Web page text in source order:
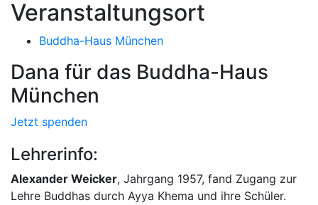
Veranstaltungsort
Buddha-Haus München
Dana für das Buddha-Haus
München
Jetzt spenden
Lehrerinfo:
Alexander Weicker, Jahrgang 1957, fand Zugang zur
Lehre Buddhas durch Ayya Khema und ihre Schüler.